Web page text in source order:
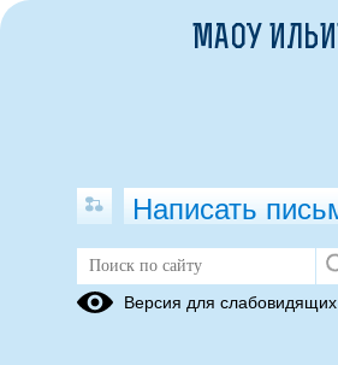
День Матери
МАОУ
Написать
Версия для слабовидящих